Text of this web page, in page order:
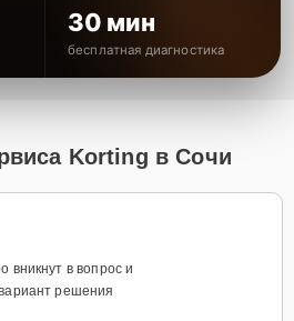
30 мин
бесплатная диагностика
Korting в Сочи
вникнут в вопрос и
решения